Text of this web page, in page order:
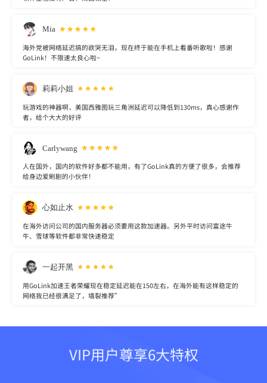
Mia
海外党被网络延迟搞的欲哭无泪，现在终于能在手机上看番听歌啦！感谢
GoLink！不限速太良心啦~
莉莉小姐
玩游戏的神器啊，美国西雅图玩三角洲延迟可以降低到130ms，真心感谢作
者，给个大大的好评
Carlywang
人在国外，国内的软件好多都不能用，有了GoLink真的方便了很多，会推荐
给身边爱刷剧的小伙伴！
心如止水
在海外访问公司的国内服务器必须要用这款加速器。另外平时访问富途牛
牛、雪球等软件都非常快速稳定
一起开黑
用GoLink加速王者荣耀现在稳定延迟能在150左右，在海外能有这样稳定的
网络我已经很满足了，墙裂推荐”
VIP用户尊享6大特权